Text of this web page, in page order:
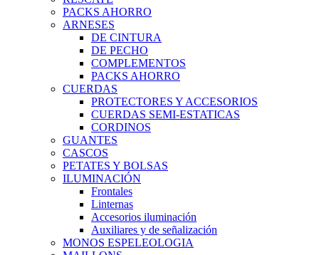
PACKS AHORRO
ARNESES
DE CINTURA
DE PECHO
COMPLEMENTOS
PACKS AHORRO
CUERDAS
PROTECTORES Y ACCESORIOS
CUERDAS SEMI-ESTATICAS
CORDINOS
GUANTES
CASCOS
PETATES Y BOLSAS
ILUMINACIÓN
Frontales
Linternas
Accesorios iluminación
Auxiliares y de señalización
MONOS ESPELEOLOGIA